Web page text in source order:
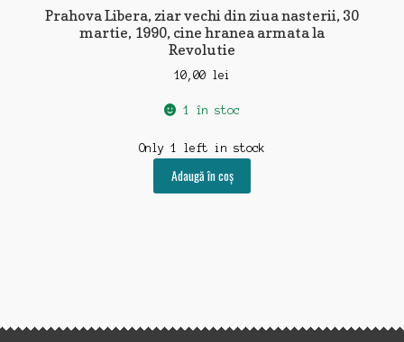
Prahova Libera, ziar vechi din ziua nasterii, 30
martie, 1990, cine hranea armata la
Revolutie
10,00 lei
1 în stoc
Only 1 left in stock
Adaugă în coș